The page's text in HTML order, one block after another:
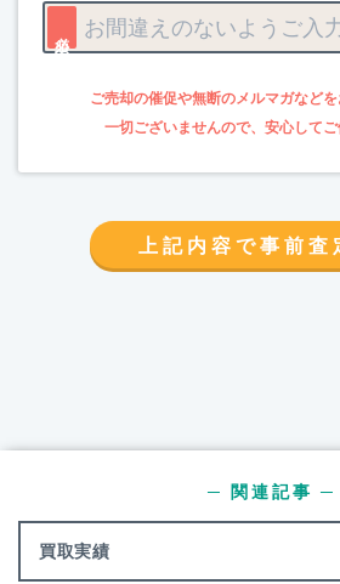
上記内容で事前査
買取実績
─ 関連記事 ─